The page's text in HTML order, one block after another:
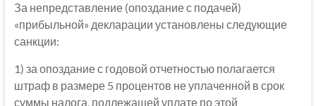
За непредставление (опоздание с подачей)
«прибыльной» декларации установлены следующие
санкции:
1) за опоздание с годовой отчетностью полагается
штраф в размере 5 процентов не уплаченной в срок
суммы налога, подлежащей уплате по этой